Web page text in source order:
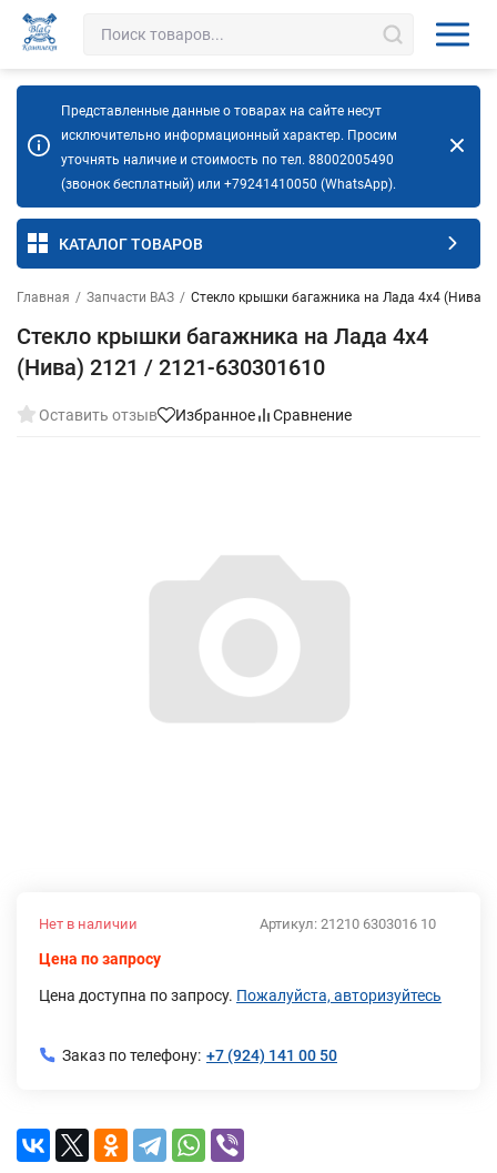
Представленные данные о товарах на сайте несут
исключительно информационный характер. Просим
уточнять наличие и стоимость по тел. 88002005490
(звонок бесплатный) или +79241410050 (WhatsApp).
КАТАЛОГ ТОВАРОВ
Главная / Запчасти ВАЗ / Стекло крышки багажника на Лада 4х4 (Нива)
Стекло крышки багажника на Лада 4х4
(Нива) 2121 / 2121-630301610
Оставить отзыв Избранное Сравнение
Артикул: 21210 6303016 10
Нет в наличии
Цена по запросу
Цена доступна по запросу. Пожалуйста, авторизуйтесь
Заказ по телефону: +7 (924) 141 00 50